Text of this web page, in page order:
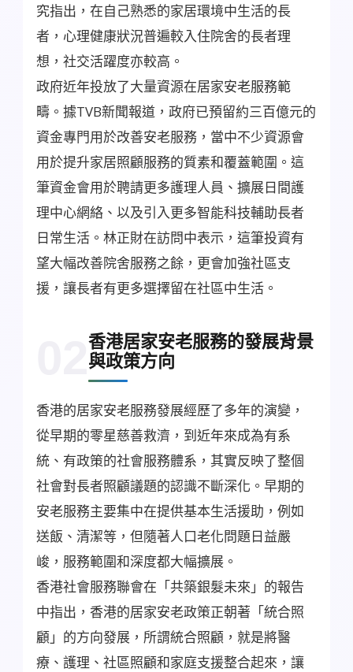
究指出，在自己熟悉的家居環境中生活的長
者，心理健康狀況普遍較入住院舍的長者理
想，社交活躍度亦較高。
政府近年投放了大量資源在居家安老服務範
疇。據TVB新聞報道，政府已預留約三百億元的
資金專門用於改善安老服務，當中不少資源會
用於提升家居照顧服務的質素和覆蓋範圍。這
筆資金會用於聘請更多護理人員、擴展日間護
理中心網絡、以及引入更多智能科技輔助長者
日常生活。林正財在訪問中表示，這筆投資有
望大幅改善院舍服務之餘，更會加強社區支
援，讓長者有更多選擇留在社區中生活。
02香港居家安老服務的發展背景
與政策方向
香港的居家安老服務發展經歷了多年的演變，
從早期的零星慈善救濟，到近年來成為有系
統、有政策的社會服務體系，其實反映了整個
社會對長者照顧議題的認識不斷深化。早期的
安老服務主要集中在提供基本生活援助，例如
送飯、清潔等，但隨著人口老化問題日益嚴
峻，服務範圍和深度都大幅擴展。
香港社會服務聯會在「共築銀髮未來」的報告
中指出，香港的居家安老政策正朝著「統合照
顧」的方向發展，所謂統合照顧，就是將醫
療、護理、社區照顧和家庭支援整合起來，讓